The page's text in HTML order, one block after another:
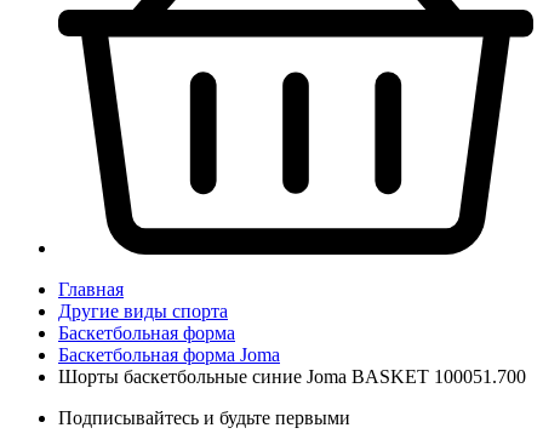
Главная
Другие виды спорта
Баскетбольная форма
Баскетбольная форма Joma
Шорты баскетбольные синие Joma BASKET 100051.700
Подписывайтесь и будьте первыми